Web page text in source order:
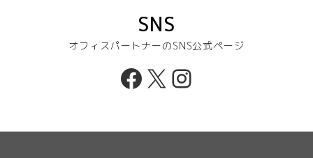
SNS
オフィスパートナーのSNS公式ページ
Facebook
X Instagram